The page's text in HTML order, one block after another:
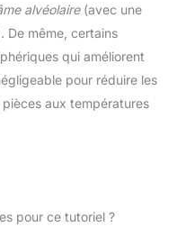
alvéolaire(avec une
De même, certains
qui améliorent
pour réduire les
aux températures
pour ce tutoriel ?